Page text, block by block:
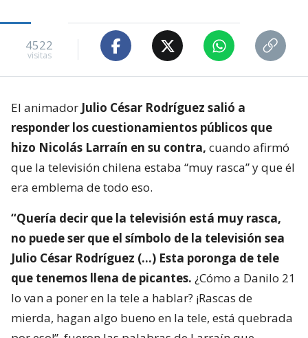
4522
visitas
El animador Julio César Rodríguez salió a
responder los cuestionamientos públicos que
hizo Nicolás Larraín en su contra, cuando afirmó
que la televisión chilena estaba “muy rasca” y que él
era emblema de todo eso.
“Quería decir que la televisión está muy rasca,
no puede ser que el símbolo de la televisión sea
Julio César Rodríguez (…) Esta poronga de tele
que tenemos llena de picantes. ¿Cómo a Danilo 21
lo van a poner en la tele a hablar? ¡Rascas de
mierda, hagan algo bueno en la tele, está quebrada